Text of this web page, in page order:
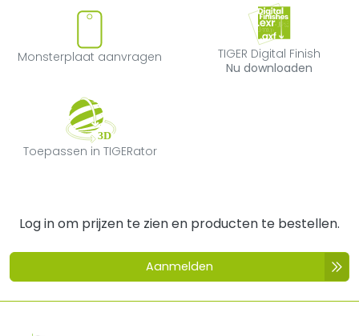
Monsterplaat aanvragen
Monsterplaat aanvragen
TIGER Digital
TIGER Digital Finish
Nu downloaden
Toepassen in TIGERator
Toepassen in TIGERator
Log in om prijzen te zien en producten te bestellen.
Aanmelden